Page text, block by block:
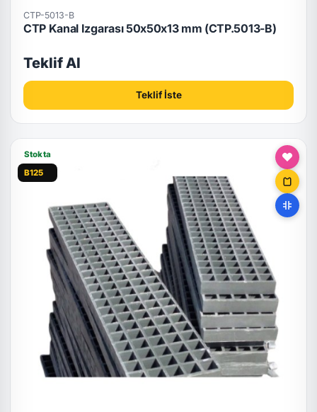
CTP-5013-B
CTP Kanal Izgarası 50x50x13 mm (CTP.5013-B)
Teklif Al
Teklif İste
Stokta
B125